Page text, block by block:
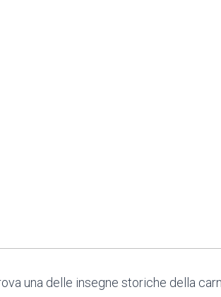
una delle insegne storiche della